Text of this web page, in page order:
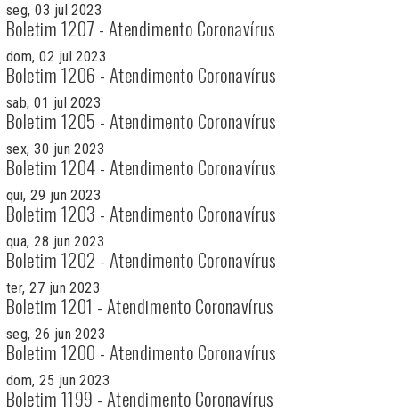
seg, 03 jul 2023
Boletim 1207 - Atendimento Coronavírus
dom, 02 jul 2023
Boletim 1206 - Atendimento Coronavírus
sab, 01 jul 2023
Boletim 1205 - Atendimento Coronavírus
sex, 30 jun 2023
Boletim 1204 - Atendimento Coronavírus
qui, 29 jun 2023
Boletim 1203 - Atendimento Coronavírus
qua, 28 jun 2023
Boletim 1202 - Atendimento Coronavírus
ter, 27 jun 2023
Boletim 1201 - Atendimento Coronavírus
seg, 26 jun 2023
Boletim 1200 - Atendimento Coronavírus
dom, 25 jun 2023
Boletim 1199 - Atendimento Coronavírus